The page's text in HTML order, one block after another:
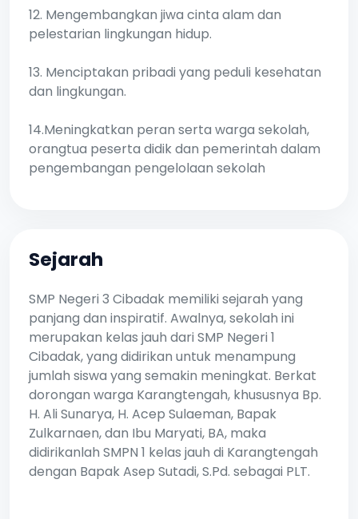
12. Mengembangkan jiwa cinta alam dan
pelestarian lingkungan hidup.
13. Menciptakan pribadi yang peduli kesehatan
dan lingkungan.
14.Meningkatkan peran serta warga sekolah,
orangtua peserta didik dan pemerintah dalam
pengembangan pengelolaan sekolah
Sejarah
SMP Negeri 3 Cibadak memiliki sejarah yang
panjang dan inspiratif. Awalnya, sekolah ini
merupakan kelas jauh dari SMP Negeri 1
Cibadak, yang didirikan untuk menampung
jumlah siswa yang semakin meningkat. Berkat
dorongan warga Karangtengah, khususnya Bp.
H. Ali Sunarya, H. Acep Sulaeman, Bapak
Zulkarnaen, dan Ibu Maryati, BA, maka
didirikanlah SMPN 1 kelas jauh di Karangtengah
dengan Bapak Asep Sutadi, S.Pd. sebagai PLT.